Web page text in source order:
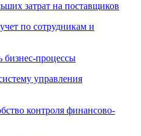
затрат на поставщиков
по сотрудникам и
бизнес-процессы
управления
контроля финансово-